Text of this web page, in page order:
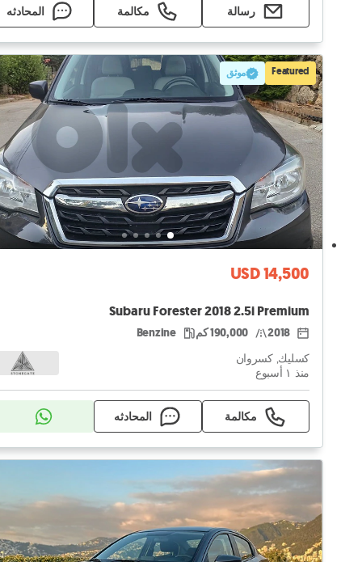
رسالة مكالمة المحادثه
Featured موثق
USD 14,500
Subaru Forester 2018 2.5i Premium
2018 190,000 كم Benzine
كسليك, كسروان
منذ ١ أسبوع
مكالمة المحادثه